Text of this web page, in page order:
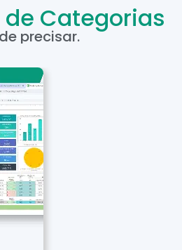
de Categorias
precisar.